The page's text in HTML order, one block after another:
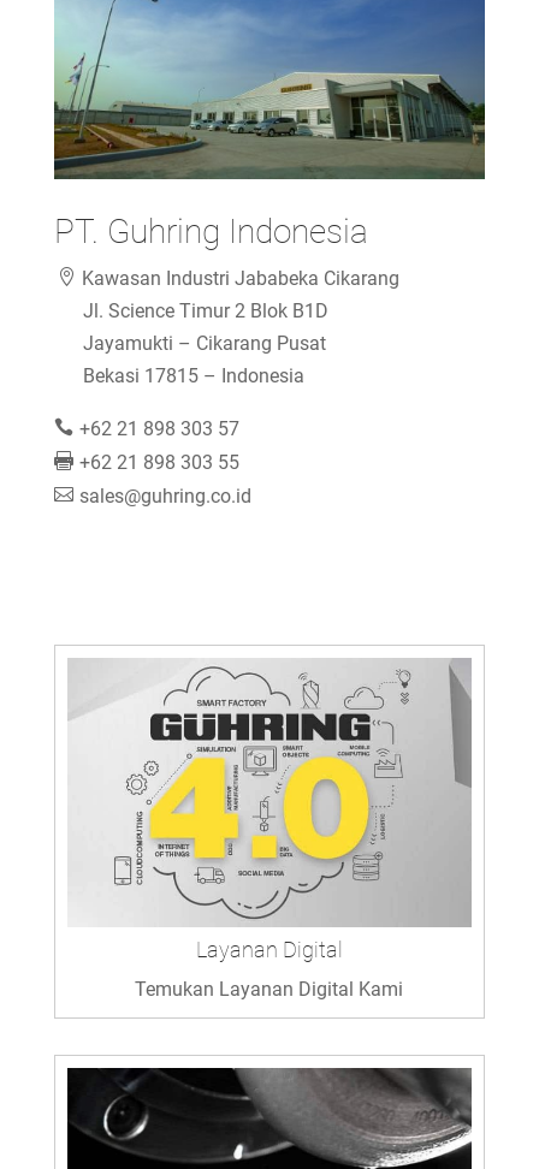
PT. Guhring Indonesia
Kawasan Industri Jababeka Cikarang
Jl. Science Timur 2 Blok B1D
Jayamukti – Cikarang Pusat
Bekasi 17815 – Indonesia
+62 21 898 303 57
+62 21 898 303 55
sales@guhring.co.id
Layanan Digital
Temukan Layanan Digital Kami